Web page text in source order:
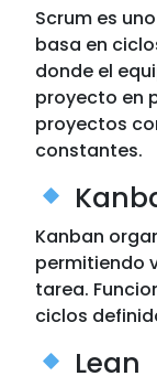
Scrum es
basa en
donde el
proyecto en
proyectos
constantes.
Kanban
permitiendo
tarea.
ciclos
Lean